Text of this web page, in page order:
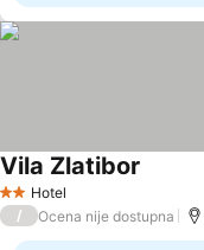
2 Zvezdice
Hotel
Vila Zlatibor
/ Ocena nije dostupna